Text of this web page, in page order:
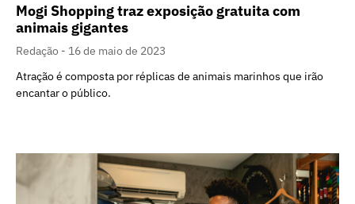
Mogi Shopping traz exposição gratuita com
animais gigantes
Redação
16 de maio de 2023
Atração é composta por réplicas de animais marinhos que irão
encantar o público.